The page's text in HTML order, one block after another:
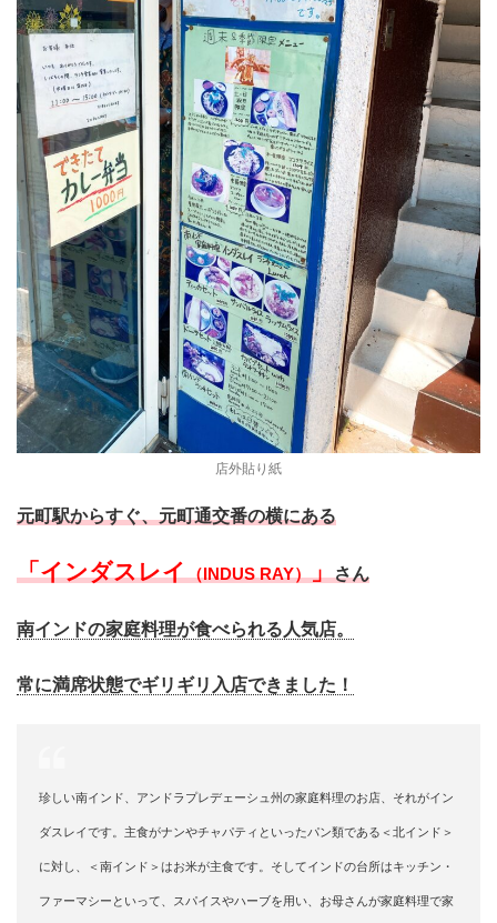
店外貼り紙
元町駅からすぐ、元町通交番の横にある
「インダスレイ（INDUS RAY）」さん
南インドの家庭料理が食べられる人気店。
常に満席状態でギリギリ入店できました！
珍しい南インド、アンドラプレデェーシュ州の家庭料理のお店、それがイン
ダスレイです。 主食がナンやチャパティといったパン類である＜北インド＞
に対し、＜南インド＞はお米が主食です。 そしてインドの台所はキッチン・
ファーマシーといって、スパイスやハーブを用い、お母さんが家庭料理で家